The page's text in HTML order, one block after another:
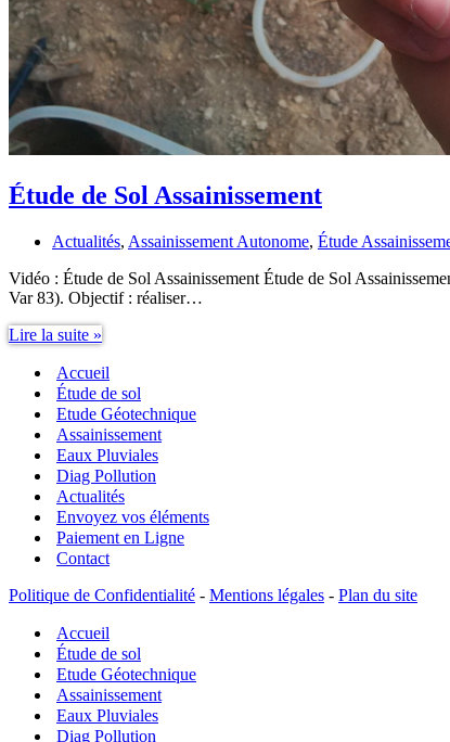
Étude de Sol Assainissement
Actualités, Assainissement Autonome, Étude
Vidéo : Étude de Sol Assainissement Étude de Sol
Var 83). Objectif : réaliser…
Lire la suite »
Sol
Assainissement
Accueil
Étude de sol
Etude Géotechnique
Assainissement
Eaux Pluviales
Diag Pollution
Actualités
Envoyez vos éléments
Paiement en Ligne
Contact
Politique de Confidentialité - Mentions légales - Plan du site
Accueil
Étude de sol
Etude Géotechnique
Assainissement
Eaux Pluviales
Diag Pollution